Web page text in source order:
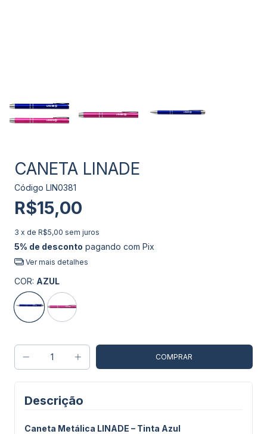
CANETA LINADE
Código LIN0381
R$15,00
3 x de R$5,00 sem juros
5% de desconto pagando com Pix
Ver mais detalhes
COR: AZUL
Descrição
Caneta Metálica LINADE – Tinta Azul